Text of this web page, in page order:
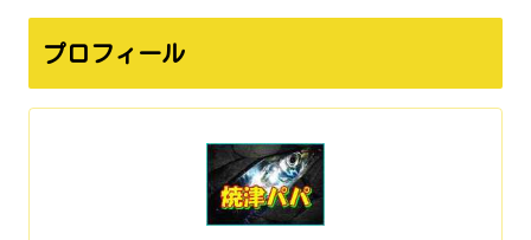
プロフィール